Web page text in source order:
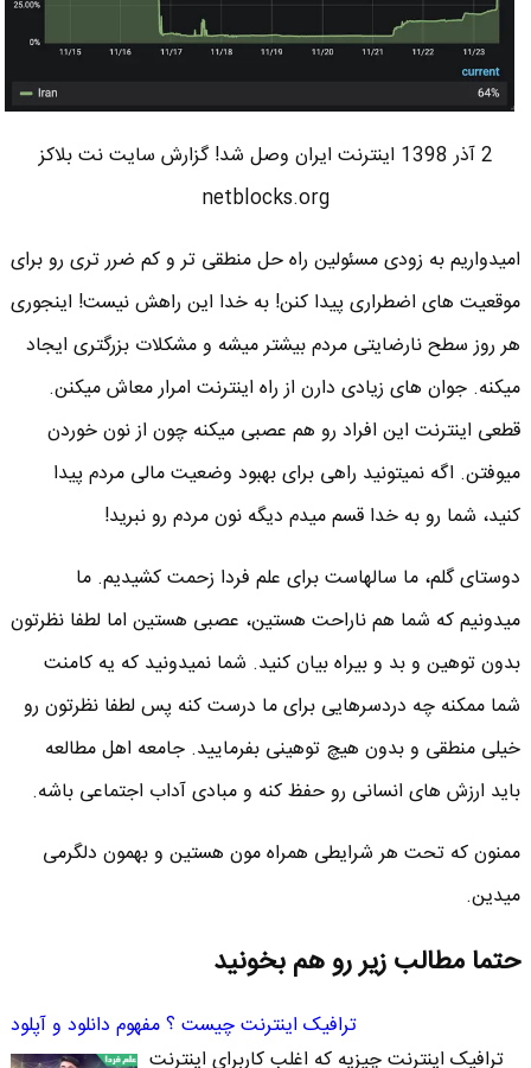
2 آذر 1398 اینترنت ایران وصل شد! گزارش سایت نت بلاکز
netblocks.org
امیدواریم به زودی مسئولین راه حل منطقی تر و کم ضرر تری رو برای
موقعیت های اضطراری پیدا کنن! به خدا این راهش نیست! اینجوری
هر روز سطح نارضایتی مردم بیشتر میشه و مشکلات بزرگتری ایجاد
میکنه. جوان های زیادی دارن از راه اینترنت امرار معاش میکنن.
قطعی اینترنت این افراد رو هم عصبی میکنه چون از نون خوردن
میوفتن. اگه نمیتونید راهی برای بهبود وضعیت مالی مردم پیدا
کنید، شما رو به خدا قسم میدم دیگه نون مردم رو نبرید!
دوستای گلم، ما سالهاست برای علم فردا زحمت کشیدیم. ما
میدونیم که شما هم ناراحت هستین، عصبی هستین اما لطفا نظرتون
بدون توهین و بد و بیراه بیان کنید. شما نمیدونید که یه کامنت
شما ممکنه چه دردسرهایی برای ما درست کنه پس لطفا نظرتون رو
خیلی منطقی و بدون هیچ توهینی بفرمایید. جامعه اهل مطالعه
باید ارزش های انسانی رو حفظ کنه و مبادی آداب اجتماعی باشه.
ممنون که تحت هر شرایطی همراه مون هستین و بهمون دلگرمی
میدین.
حتما مطالب زیر رو هم بخونید
ترافیک اینترنت چیست ؟ مفهوم دانلود و آپلود
ترافیک اینترنت چیزیه که اغلب کاربرای اینترنت